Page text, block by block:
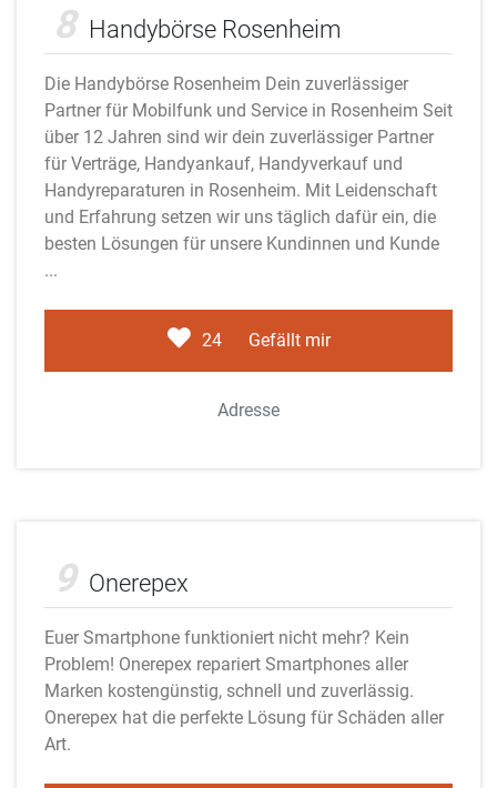
8 Handybörse Rosenheim
Die Handybörse Rosenheim Dein zuverlässiger
Partner für Mobilfunk und Service in Rosenheim Seit
über 12 Jahren sind wir dein zuverlässiger Partner
für Verträge, Handyankauf, Handyverkauf und
Handyreparaturen in Rosenheim. Mit Leidenschaft
und Erfahrung setzen wir uns täglich dafür ein, die
besten Lösungen für unsere Kundinnen und Kunde
...
24 Gefällt mir
Adresse
9 Onerepex
Euer Smartphone funktioniert nicht mehr? Kein
Problem! Onerepex repariert Smartphones aller
Marken kostengünstig, schnell und zuverlässig.
Onerepex hat die perfekte Lösung für Schäden aller
Art.